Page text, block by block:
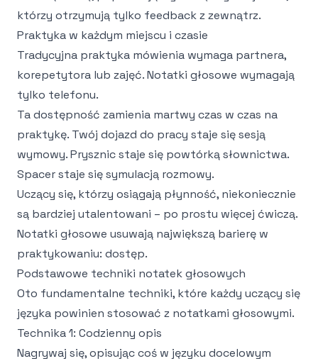
którzy otrzymują tylko feedback z zewnątrz.
Praktyka w każdym miejscu i czasie
Tradycyjna praktyka mówienia wymaga partnera,
korepetytora lub zajęć. Notatki głosowe wymagają
tylko telefonu.
Ta dostępność zamienia martwy czas w czas na
praktykę. Twój dojazd do pracy staje się sesją
wymowy. Prysznic staje się powtórką słownictwa.
Spacer staje się symulacją rozmowy.
Uczący się, którzy osiągają płynność, niekoniecznie
są bardziej utalentowani – po prostu więcej ćwiczą.
Notatki głosowe usuwają największą barierę w
praktykowaniu: dostęp.
Podstawowe techniki notatek głosowych
Oto fundamentalne techniki, które każdy uczący się
języka powinien stosować z notatkami głosowymi.
Technika 1: Codzienny opis
Nagrywaj się, opisując coś w języku docelowym